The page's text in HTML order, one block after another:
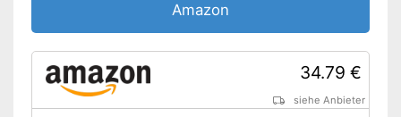
Amazon
34.79 €
siehe Anbieter